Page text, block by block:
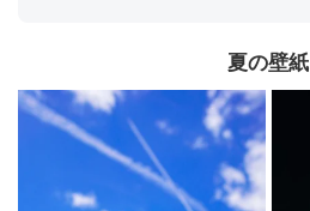
夏の壁紙